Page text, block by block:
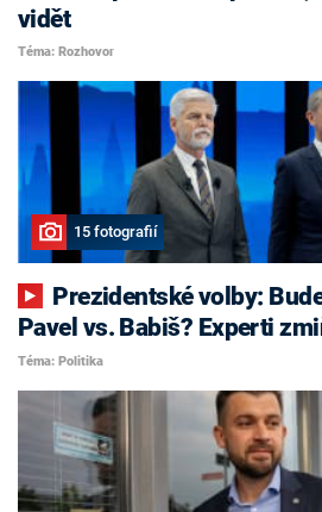
vidět
Téma: Rozhovor
15 fotografií
Pavel vs. Babiš? Experti
Téma: Politika